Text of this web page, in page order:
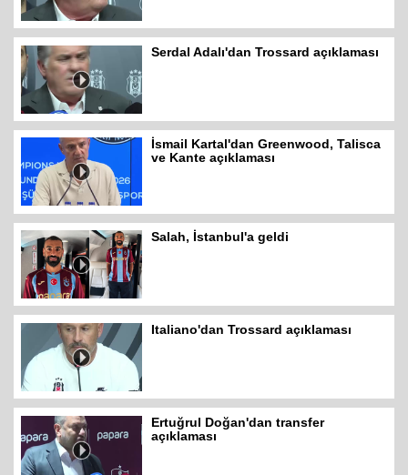
Serdal Adalı'dan Trossard açıklaması
İsmail Kartal'dan Greenwood, Talisca
ve Kante açıklaması
Salah, İstanbul'a geldi
Italiano'dan Trossard açıklaması
Ertuğrul Doğan'dan transfer
açıklaması